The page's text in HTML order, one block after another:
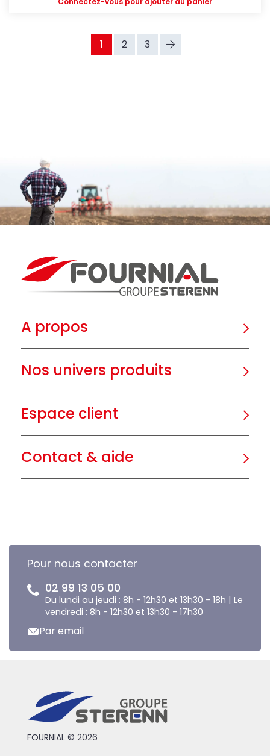
1 2 3
A propos
Nos univers produits
Espace client
Contact & aide
Pour nous contacter
02 99 13 05 00
Du lundi au jeudi : 8h - 12h30 et 13h30 - 18h | Le
vendredi : 8h - 12h30 et 13h30 - 17h30
Par email
FOURNIAL © 2026